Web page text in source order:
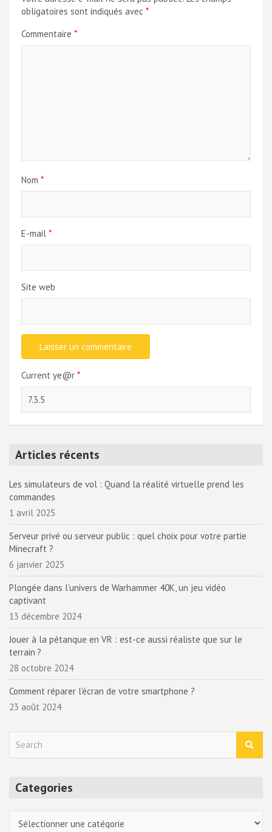
obligatoires sont indiqués avec *
Commentaire *
Nom *
E-mail *
Site web
Current ye@r *
Articles récents
Les simulateurs de vol : Quand la réalité virtuelle prend les
commandes
1 avril 2025
Serveur privé ou serveur public : quel choix pour votre partie
Minecraft ?
6 janvier 2025
Plongée dans l’univers de Warhammer 40K, un jeu vidéo
captivant
13 décembre 2024
Jouer à la pétanque en VR : est-ce aussi réaliste que sur le
terrain ?
28 octobre 2024
Comment réparer l’écran de votre smartphone ?
23 août 2024
Categories